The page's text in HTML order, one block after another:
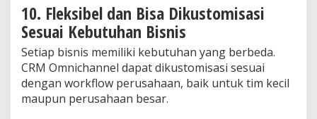
10. Fleksibel dan Bisa Dikustomisasi
Sesuai Kebutuhan Bisnis
Setiap bisnis memiliki kebutuhan yang berbeda.
CRM Omnichannel dapat dikustomisasi sesuai
dengan workflow perusahaan, baik untuk tim kecil
maupun perusahaan besar.